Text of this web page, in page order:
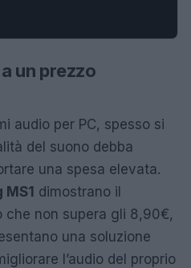
un prezzo
audio per PC, spesso si
del suono debba
una spesa elevata.
dimostrano il
che non supera gli 8,90€,
una soluzione
l’audio del proprio